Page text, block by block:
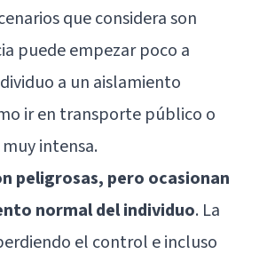
que considera son
puede empezar poco a
a un aislamiento
ir en transporte público o
intensa.
peligrosas, pero ocasionan
normal del individuo. La
el control e incluso